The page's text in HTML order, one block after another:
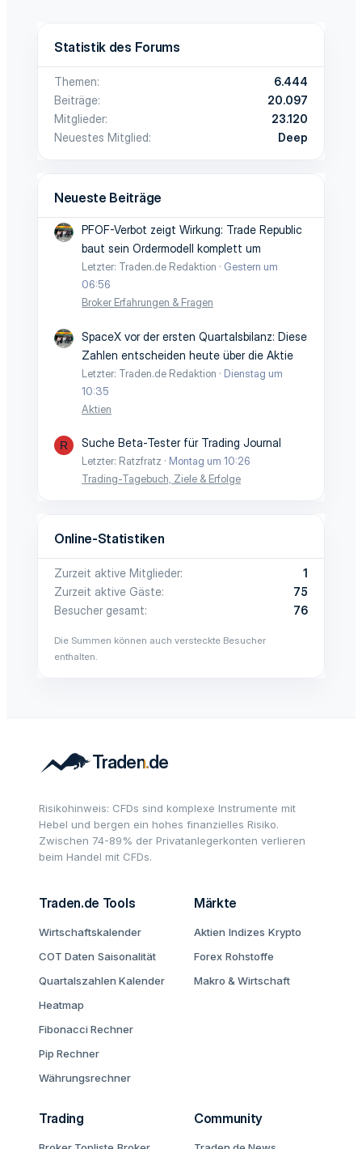
Statistik des Forums
Themen
6.444
Beiträge
20.097
Mitglieder
23.120
Neuestes Mitglied
Deep
Neueste Beiträge
PFOF-Verbot zeigt Wirkung: Trade Republic
baut sein Ordermodell komplett um
Letzter: Traden.de Redaktion
Gestern um
06:56
Broker Erfahrungen & Fragen
SpaceX vor der ersten Quartalsbilanz: Diese
Zahlen entscheiden heute über die Aktie
Letzter: Traden.de Redaktion
Dienstag um
10:35
Aktien
R Suche Beta-Tester für Trading Journal
Letzter: Ratzfratz
Montag um 10:26
Trading-Tagebuch, Ziele & Erfolge
Online-Statistiken
Zurzeit aktive Mitglieder
1
Zurzeit aktive Gäste
75
Besucher gesamt
76
Die Summen können auch versteckte Besucher
enthalten.
Risikohinweis: CFDs sind komplexe Instrumente mit
Hebel und bergen ein hohes finanzielles Risiko.
Zwischen 74-89% der Privatanlegerkonten verlieren
beim Handel mit CFDs.
Traden.de Tools
Wirtschaftskalender
COT Daten Saisonalität
Quartalszahlen Kalender
Heatmap
Fibonacci Rechner
Pip Rechner
Währungsrechner
Märkte
Aktien Indizes Krypto
Forex Rohstoffe
Makro & Wirtschaft
Trading Community